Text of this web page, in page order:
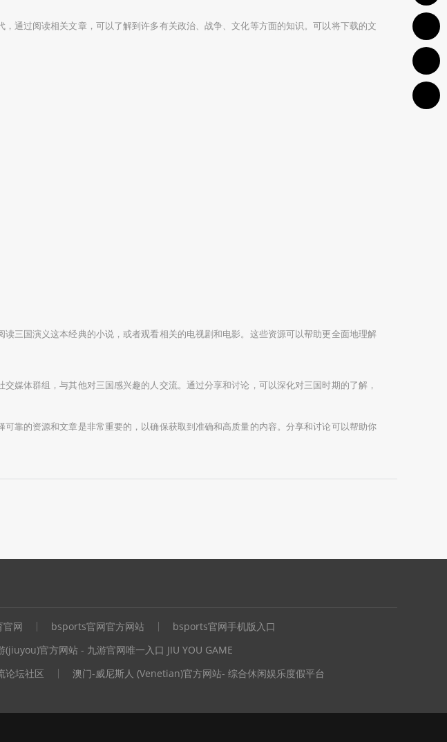
通过阅读相关文章，可以了解到许多有关政治、战争、文化等方面的知识。可以将下载的文
三国演义这本经典的小说，或者观看相关的电视剧和电影。这些资源可以帮助更全面地理解
媒体群组，与其他对三国感兴趣的人交流。通过分享和讨论，可以深化对三国时期的了解，
靠的资源和文章是非常重要的，以确保获取到准确和高质量的内容。分享和讨论可以帮助你
网 bsports官网官方网站
bsports官网手机版入口
(jiuyou)官方网站 - 九游官网唯一入口 JIU YOU GAME
论坛社区 澳门-威尼斯人 (Venetian)官方网站- 综合休闲娱乐度假平台